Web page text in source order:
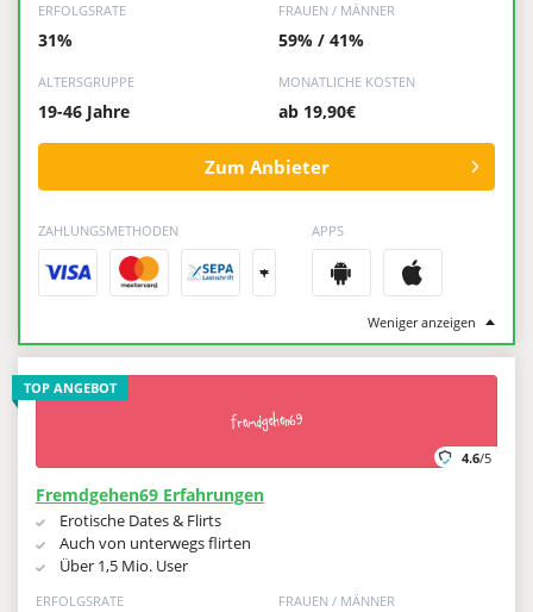
ERFOLGSRATE
31%
FRAUEN / MÄNNER
59% / 41%
ALTERSGRUPPE
19-46 Jahre
MONATLICHE KOSTEN
ab 19,90€
Zum Anbieter
ZAHLUNGSMETHODEN
+
APPS
Weniger anzeigen
TOP ANGEBOT
4.6/5
Fremdgehen69 Erfahrungen
Erotische Dates & Flirts
Auch von unterwegs flirten
Über 1,5 Mio. User
ERFOLGSRATE FRAUEN / MÄNNER